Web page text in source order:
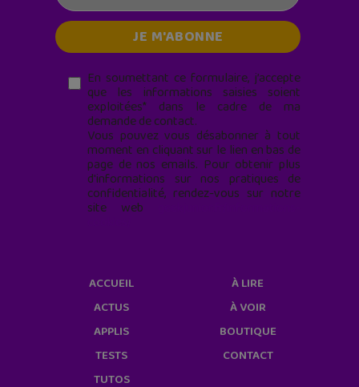
En soumettant ce formulaire, j’accepte
que les informations saisies soient
exploitées* dans le cadre de ma
demande de contact.
Vous pouvez vous désabonner à tout
moment en cliquant sur le lien en bas de
page de nos emails. Pour obtenir plus
d'informations sur nos pratiques de
confidentialité, rendez-vous sur notre
site web
ACCUEIL
ACTUS
APPLIS
TESTS
TUTOS
À LIRE
À VOIR
BOUTIQUE
CONTACT